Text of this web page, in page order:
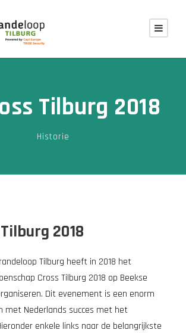
Tilburg 2018
Historie
2018
Tilburg heeft in 2018 het
Cross Tilburg 2018 op Beekse
Dit evenement is een enorm
met Nederlands succes met het
enkele links naar de belangrijkste